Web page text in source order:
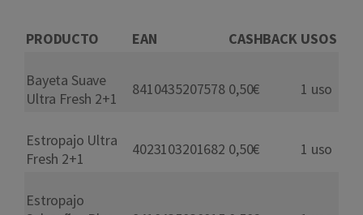
PRODUCTO EAN CASHBACK USOS
Bayeta Suave
Ultra Fresh 2+1
8410435207578 0,50€ 1 uso
Estropajo Ultra
Fresh 2+1
4023103201682 0,50€ 1 uso
Estropajo